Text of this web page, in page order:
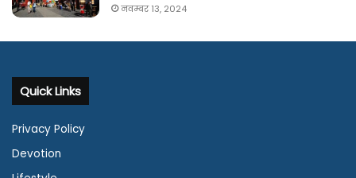
नवम्बर 13, 2024
Quick Links
Privacy Policy
Devotion